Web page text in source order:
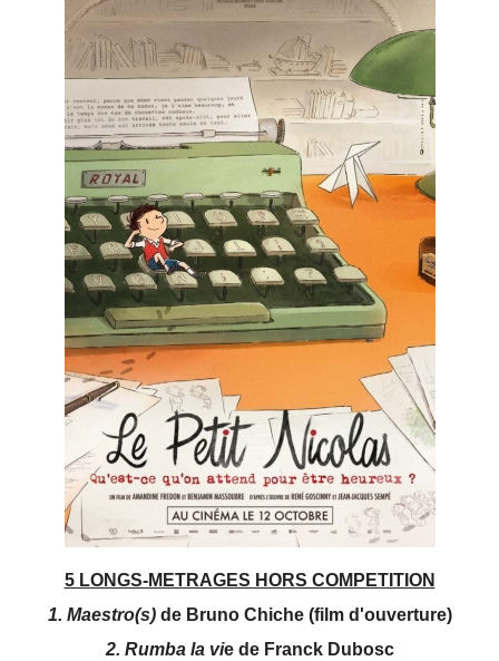
5 LONGS-METRAGES HORS COMPETITION
1. Maestro(s)de Bruno Chiche (film d'ouverture)
2. Rumba la vie de Franck Dubosc